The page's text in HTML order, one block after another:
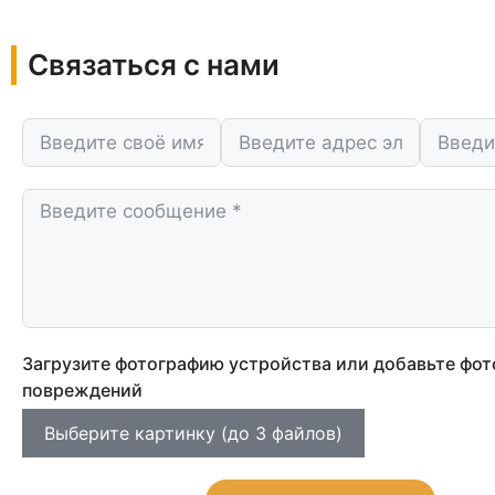
Связаться с нами
Загрузите фотографию устройства или добавьте
повреждений
Выберите картинку (до 3 файлов)